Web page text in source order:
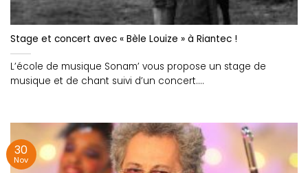
Stage et concert avec « Bèle Louize » à Riantec !
L’école de musique Sonam’ vous propose un stage de
musique et de chant suivi d’un concert....
30
Nov